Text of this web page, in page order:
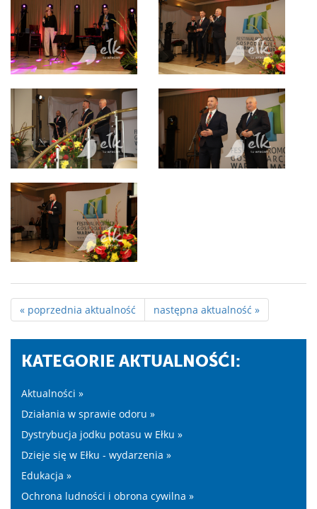
« poprzednia aktualność następna aktualność »
KATEGORIE AKTUALNOŚĆI:
Aktualności »
Działania w sprawie odoru »
Dystrybucja jodku potasu w Ełku »
Dzieje się w Ełku - wydarzenia »
Edukacja »
Ochrona ludności i obrona cywilna »